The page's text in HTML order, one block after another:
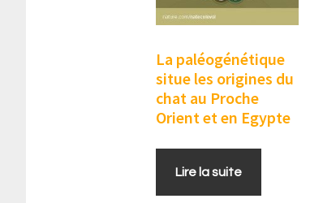
La paléogénétique
situe les origines du
chat au Proche
Orient et en Egypte
Lire la suite